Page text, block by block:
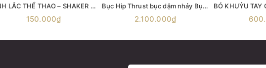
BÌNH LẮC THỂ THAO – SHAKER MYPROTEIN 600ML
150.000₫
Bục Hip Thrust bục dậm nhảy Bục nhảy Aerobic Bục gỗ bật nhảy Ironwod Wooden Plyometric Box
2.100.000₫